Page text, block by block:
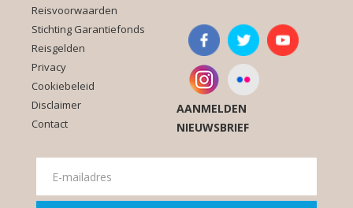
Reisvoorwaarden
Stichting Garantiefonds
Reisgelden
Privacy
Cookiebeleid
Disclaimer
Contact
AANMELDEN
NIEUWSBRIEF